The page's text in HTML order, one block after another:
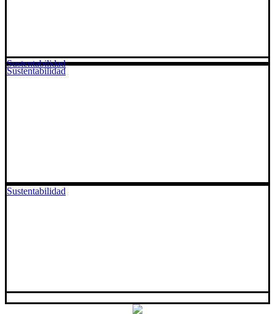
Sustentabilidad
Sustentabilidad
Sustentabilidad